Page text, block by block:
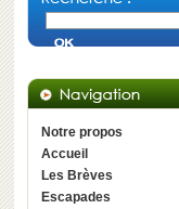
Notre propos
Accueil
Les Brèves
Escapades